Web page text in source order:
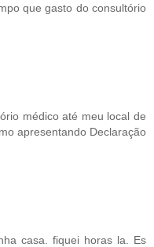
que gasto do consultório
médico até meu local de
apresentando Declaração
casa. fiquei horas la. Es